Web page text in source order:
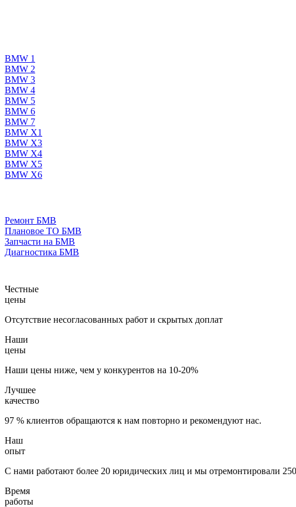
BMW 1
BMW 2
BMW 3
BMW 4
BMW 5
BMW 6
BMW 7
BMW X1
BMW X3
BMW X4
BMW X5
BMW X6
Ремонт БМВ
Плановое ТО БМВ
Запчасти на БМВ
Диагностика БМВ
Честные
цены
Отсутствие несогласованных работ и скрытых доплат
Наши
цены
Наши цены ниже, чем у конкурентов на 10-20%
Лучшее
качество
97 % клиентов обращаются к нам повторно и рекомендуют нас.
Наш
опыт
С нами работают более 20 юридических лиц и мы отремонтировали
Время
работы